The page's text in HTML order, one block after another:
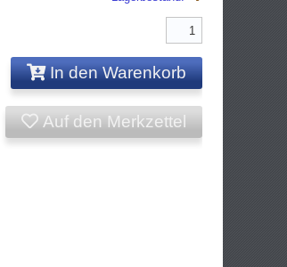
In den Warenkorb
Auf den Merkzettel